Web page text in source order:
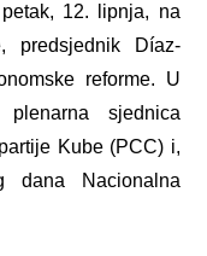
12. lipnja, na
predsjednik Díaz-
reforme. U
sjednica
Kube (PCC) i,
dana Nacionalna